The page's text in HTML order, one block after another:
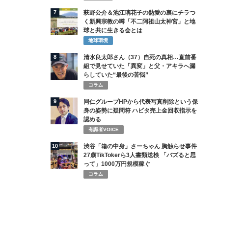
7
萩野公介＆池江璃花子の熱愛の裏にチラつ
く新興宗教の噂「不二阿祖山太神宮」と地
球と共に生きる会とは
地球環境
8
清水良太郎さん（37）自死の真相…直前番
組で見せていた「異変」と父・アキラへ漏
らしていた“最後の苦悩”
コラム
9
同仁グループHPから代表写真削除という保
身の姿勢に疑問符 ハビタ売上金回収指示を
認める
有識者VOICE
10
渋谷「箱の中身」さーちゃん 胸触らせ事件
27歳TikTokerら3人書類送検 「バズると思
って」1000万円規模稼ぐ
コラム